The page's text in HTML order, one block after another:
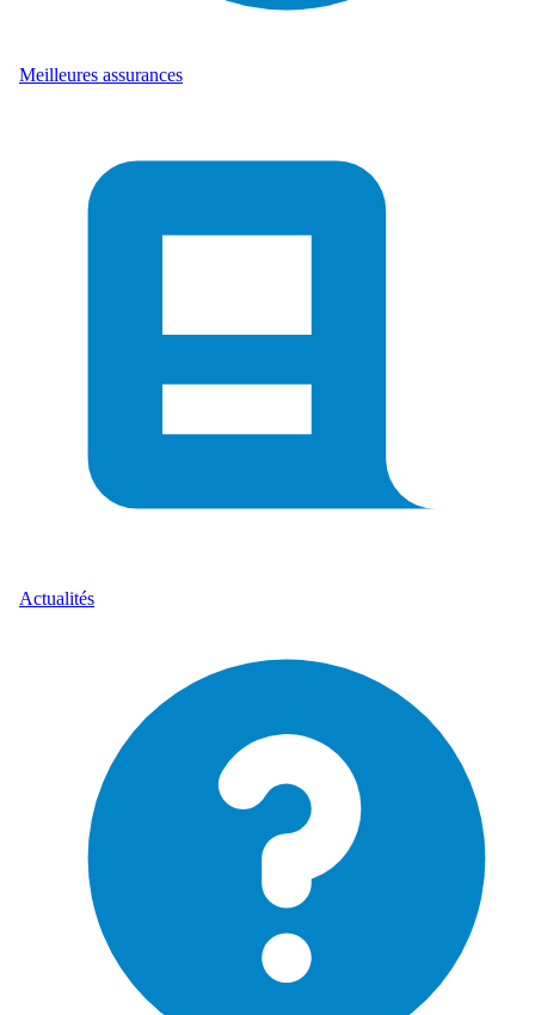
Meilleures assurances
Actualités